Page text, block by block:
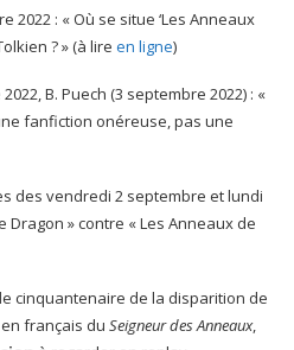
2022 : « Où se situe ‘Les Anneaux
? » (à lire en ligne)
B. Puech (3 septembre 2022) : «
fanfiction onéreuse, pas une
des vendredi 2 septembre et lundi
Dragon » contre « Les Anneaux de
cinquantenaire de la disparition de
en français du Seigneur des Anneaux,